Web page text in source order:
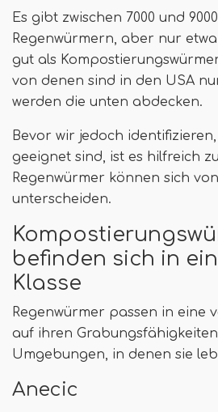
Es gibt zwischen 7000 und
Regenwürmern, aber nur
gut als
von denen sind in den USA
werden die unten abdecken.
Bevor wir jedoch
geeignet sind, ist es hilfreich
Regenwürmer können sich
unterscheiden.
befinden sich in
Klasse
Regenwürmer passen in eine
auf ihren
Umgebungen, in denen sie
Anecic